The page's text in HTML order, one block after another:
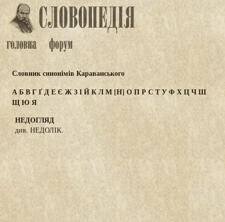
Словник синонімів Караванського
АБВГҐДЕЄ ЖЗІЙКЛМ [Н] ОПР С ТУФХЦЧШ
ЩЮ Я
НЕДОГЛЯД
див. НЕДОЛІК.